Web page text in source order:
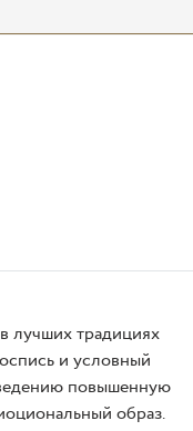
лучших традициях
и условный
повышенную
образ.